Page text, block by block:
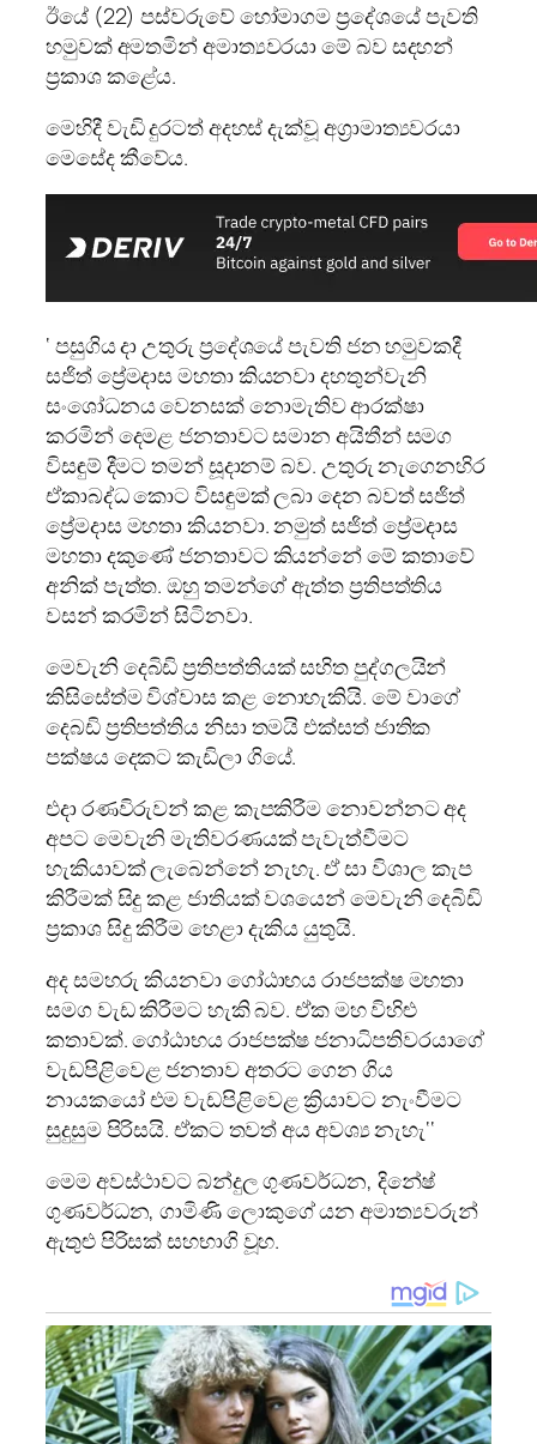
ඊ‍යේ (22) පස්වරුවේ හෝමාගම ප්‍රදේශයේ පැවති
හමුවක් අමතමින් අමාත්‍යවරයා මේ බව සදහන්
ප්‍රකාශ කළේය.
මෙහිදී වැඩි දුරටත් අදහස් දැක්වූ අග්‍රාමාත්‍යවරයා
මෙසේද කීවේය.
‘ පසුගිය දා උතුරු ප්‍රදේශයේ පැවති ජන හමුවකදී
සජිත් ප්‍රේමදාස මහතා කියනවා දහතුන්වැනි
සංශෝධනය වෙනසක් නොමැතිව ආරක්ෂා
කරමින් දෙමළ ජනතාවට සමාන අයිතීන් සමග
විසඳුම් දීමට තමන් සූදානම් බව. උතුරු නැගෙනහිර
ඒකාබද්ධ කොට විසඳුමක් ලබා දෙන බවත් සජිත්
ප්‍රේමදාස මහතා කියනවා. නමුත් සජිත් ප්‍රේමදාස
මහතා දකුණේ ජනතාවට කියන්නේ මේ කතාවේ
අනික් පැත්ත. ඔහු තමන්ගේ ඇත්ත ප්‍රතිපත්තිය
වසන් කරමින් සිටිනවා.
මෙවැනි දෙබිඩි ප්‍රතිපත්තියක් සහිත පුද්ගලයින්
කිසිසේත්ම විශ්වාස කළ නොහැකියි. මේ වාගේ
දෙබඩි ප්‍රතිපත්තිය නිසා තමයි එක්සත් ජාතික
පක්ෂය දෙකට කැඩිලා ගියේ.
එදා රණවිරුවන් කළ කැපකිරීම නොවන්නට අද
අපට මෙවැනි මැතිවරණයක් පැවැත්වීමට
හැකියාවක් ලැබෙන්නේ නැහැ. ඒ සා විශාල කැප
කිරීමක් සිදු කළ ජාතියක් වශයෙන් මෙවැනි දෙබිඩි
ප්‍රකාශ සිදු කිරීම හෙළා දැකිය යුතුයි.
අද සමහරු කියනවා ගෝඨාභය රාජපක්ෂ මහතා
සමග වැඩ කිරීමට හැකි බව. ඒක මහ විහිළු
කතාවක්. ගෝඨාභය රාජපක්ෂ ජනාධිපතිවරයාගේ
වැඩපිළිවෙළ ජනතාව අතරට ගෙන ගිය
නායකයෝ එම වැඩපිළිවෙළ ක්‍රියාවට නැංවීමට
සුදුසුම පිරිසයි. ඒකට තවත් අය අවශ්‍ය නැහැ‘‘
මෙම අවස්ථාවට බන්දුල ගුණවර්ධන, දිනේෂ්
ගුණවර්ධන, ගාමිණි ලොකුගේ යන අමාත්‍යවරුන්
ඇතුළු පිරිසක් සහභාගි වූහ.